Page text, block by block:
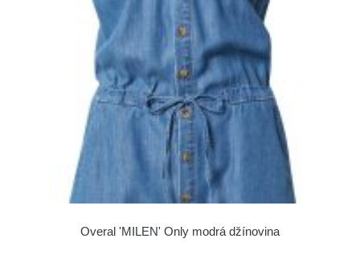
Overal 'MILEN' Only modrá džínovina